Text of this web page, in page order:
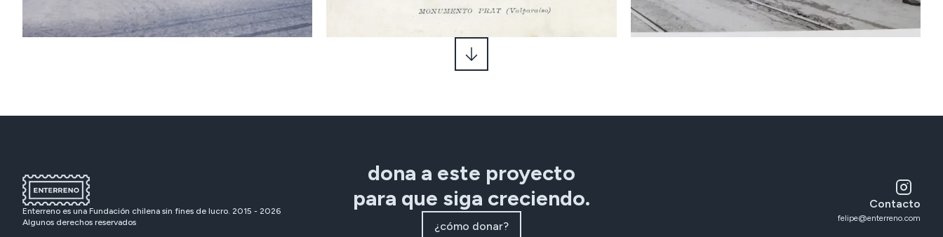
Enterreno es una Fundación chilena sin fines de lucro. 2015 - 2026
Algunos derechos reservados
dona a este proyecto
para que siga creciendo.
¿cómo donar?
Contacto
felipe@enterreno.com